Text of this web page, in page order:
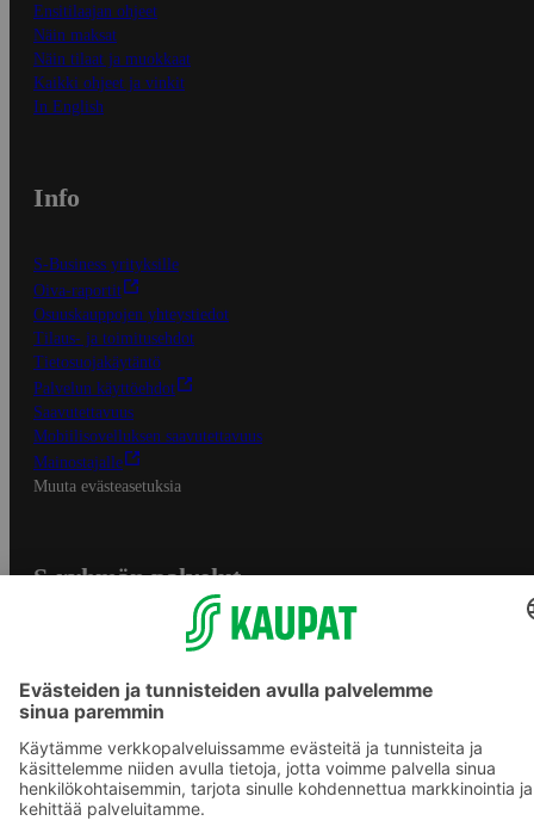
Ensitilaajan ohjeet
Näin maksat
Näin tilaat ja muokkaat
Kaikki ohjeet ja vinkit
In English
Info
S-Business yrityksille
Oiva-raportit
Osuuskauppojen yhteystiedot
Tilaus- ja toimitusehdot
Tietosuojakäytäntö
Palvelun käyttöehdot
Saavutettavuus
Mobiilisovelluksen saavutettavuus
Mainostajalle
Muuta evästeasetuksia
S-ryhmän palvelut
Yhteishyvä Ruoka -sovellus
S-ostoslista -sovellus
Prisma.fi
Sokos.fi
S-Pankki